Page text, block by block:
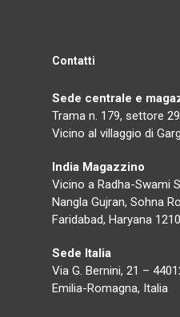
Contatti
Sede centrale e
Trama n. 179, settore
Vicino al villaggio di
India Magazzino
Vicino a Radha-Swami
Nangla Gujran, Sohna
Faridabad, Haryana
Sede Italia
Via G. Bernini, 21 –
Emilia-Romagna, Italia